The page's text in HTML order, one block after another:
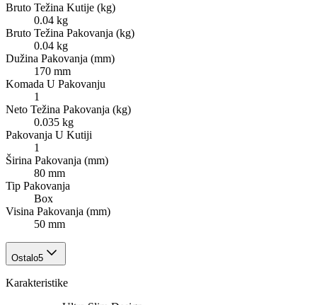
Bruto Težina Kutije (kg)
0.04 kg
Bruto Težina Pakovanja (kg)
0.04 kg
Dužina Pakovanja (mm)
170 mm
Komada U Pakovanju
1
Neto Težina Pakovanja (kg)
0.035 kg
Pakovanja U Kutiji
1
Širina Pakovanja (mm)
80 mm
Tip Pakovanja
Box
Visina Pakovanja (mm)
50 mm
Ostalo5
Karakteristike